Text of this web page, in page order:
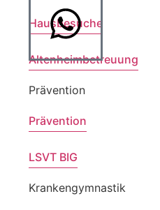
Hausbesuche
Altenheimbetreuung
Prävention
Prävention
LSVT BIG
Krankengymnastik